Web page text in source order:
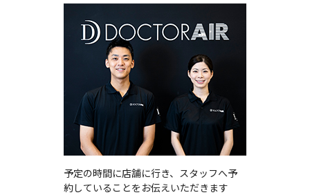
予定の時間に店舗に行き、スタッフへ予
約していることをお伝えいただきます